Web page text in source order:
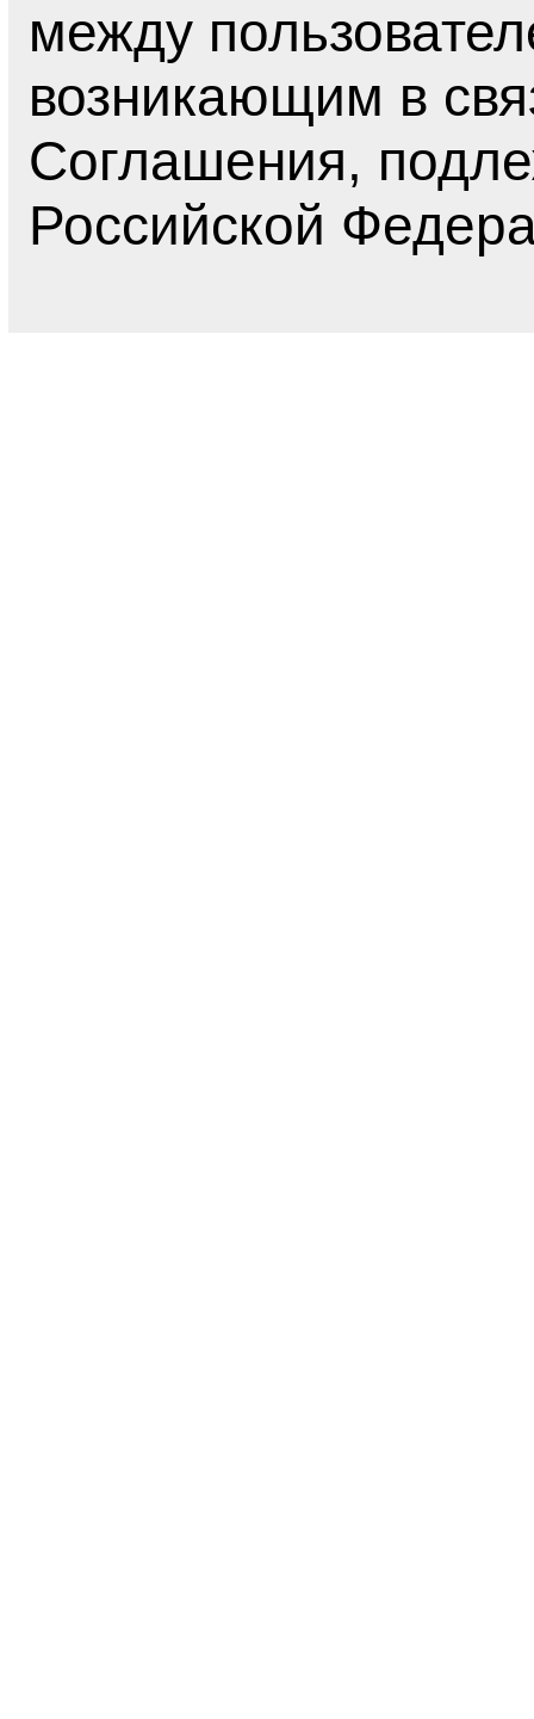
между
возникающим в
Соглашения,
Российской